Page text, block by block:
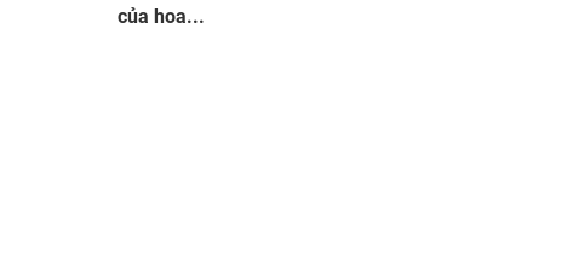
của hoa...